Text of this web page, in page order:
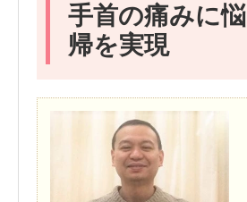
手首の痛みに
帰を実現